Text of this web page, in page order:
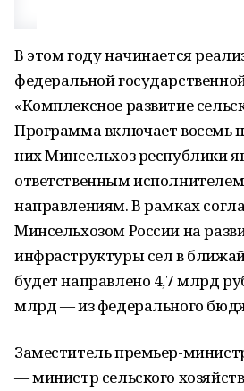
В этом году начинается
федеральной
«Комплексное развитие
Программа включает восемь
них Минсельхоз республики
ответственным
направлениям. В рамках
Минсельхозом России на
инфраструктуры сел в
будет направлено 4,7 млрд
млрд — из федерального
Заместитель премьер-
— министр сельского